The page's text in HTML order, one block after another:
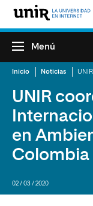
Menú
Inicio Noticias
UNIR
en
Colombia
02 / 03 / 2020